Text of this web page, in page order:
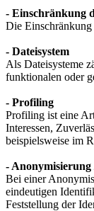
- Einschränkung
Die Einschränkung
- Dateisystem
Als Dateisysteme
funktionalen oder
- Profiling
Profiling ist eine
Interessen,
beispielsweise im
- Anonymisierung
Bei einer
eindeutigen
Feststellung der